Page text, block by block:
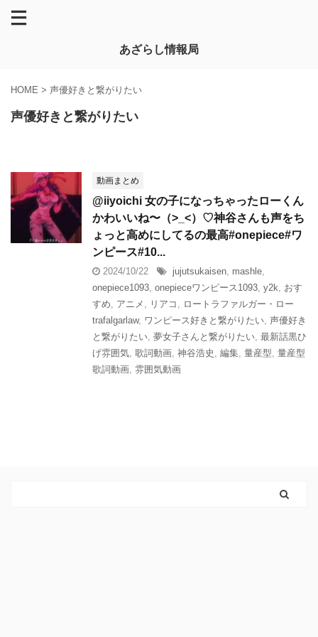
あざらし情報局
HOME > 声優好きと繋がりたい
声優好きと繋がりたい
動画まとめ
@iiyoichi 女の子になっちゃったローくん
かわいいね〜（>_<）♡神谷さんも声をち
ょっと高めにしてるの最高#onepiece#ワ
ンピース#10...
2024/10/22 jujutsukaisen, mashle,
onepiece1093, onepieceワンピース1093, y2k, おす
すめ, アニメ , リアコ , ロートラファルガー・ロー
trafalgarlaw, ワンピース好きと繋がりたい, 声優好き
と繋がりたい, 夢女子さんと繋がりたい, 最新話黒ひ
げ雰囲気, 歌詞動画, 神谷浩史 , 編集, 量産型, 量産型
歌詞動画, 雰囲気動画